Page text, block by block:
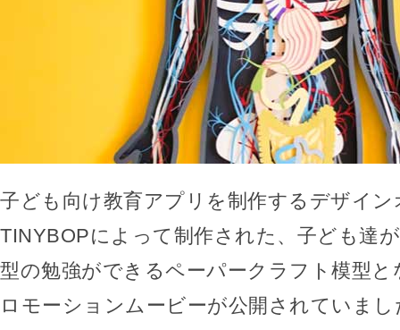
子ども向け教育アプリを制作するデザイン
TINYBOPによって制作された、子ども達
型の勉強ができるペーパークラフト模型
ロモーションムービーが公開されていま